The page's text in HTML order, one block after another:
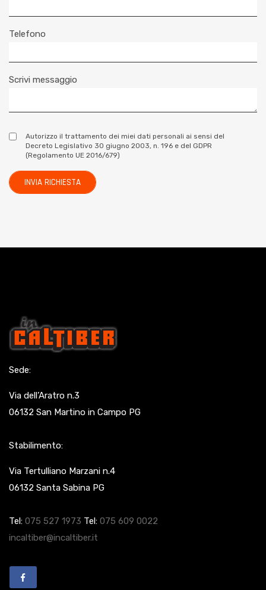
Telefono
Scrivi messaggio
Autorizzo il trattamento dei miei dati personali ai sensi del
Decreto Legislativo 30 giugno 2003, n. 196 e del GDPR
(Regolamento UE 2016/679)
INVIA RICHIESTA
Sede:
Via dell’Aratro n.3
06132 San Martino in Campo PG
Stabilimento:
Via Tertulliano Marzani n.4
06132 Santa Sabina PG
Tel: 075 527 1973 Tel: 075 609 0022
incaltiber@incaltiber.it